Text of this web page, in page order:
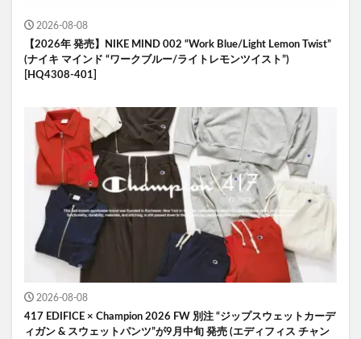
2026-08-08
【2026年 発売】NIKE MIND 002 “Work Blue/Light Lemon Twist”
(ナイキ マインド “ワークブルー/ライトレモンツイスト”)
[HQ4308-401]
2026-08-08
417 EDIFICE × Champion 2026 FW 別注 “ジップスウェットカーデ
ィガン & スウェットパンツ”が9月中旬 発売 (エディフィス チャン